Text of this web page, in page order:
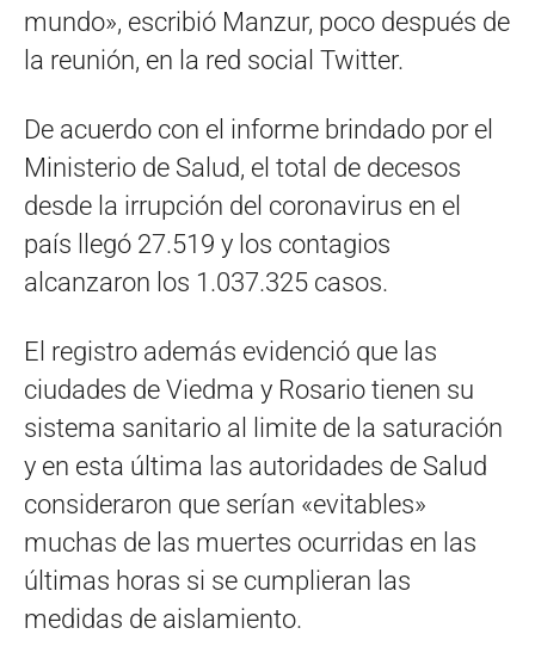
mundo», escribió Manzur, poco después de
la reunión, en la red social Twitter.
De acuerdo con el informe brindado por el
Ministerio de Salud, el total de decesos
desde la irrupción del coronavirus en el
país llegó 27.519 y los contagios
alcanzaron los 1.037.325 casos.
El registro además evidenció que las
ciudades de Viedma y Rosario tienen su
sistema sanitario al limite de la saturación
y en esta última las autoridades de Salud
consideraron que serían «evitables»
muchas de las muertes ocurridas en las
últimas horas si se cumplieran las
medidas de aislamiento.